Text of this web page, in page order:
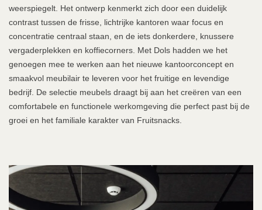
weerspiegelt. Het ontwerp kenmerkt zich door een duidelijk
contrast tussen de frisse, lichtrijke kantoren waar focus en
concentratie centraal staan, en de iets donkerdere, knussere
vergaderplekken en koffiecorners. Met Dols hadden we het
genoegen mee te werken aan het nieuwe kantoorconcept en
smaakvol meubilair te leveren voor het fruitige en levendige
bedrijf. De selectie meubels draagt bij aan het creëren van een
comfortabele en functionele werkomgeving die perfect past bij de
groei en het familiale karakter van Fruitsnacks.